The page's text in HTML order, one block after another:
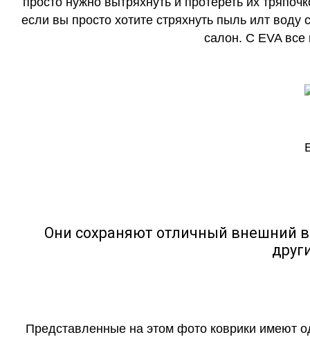
если вы просто хотите стряхнуть пыль илт воду
салон. С EVA все
Они сохраняют отличный внешний
Представленные на этом фото коврики имеют